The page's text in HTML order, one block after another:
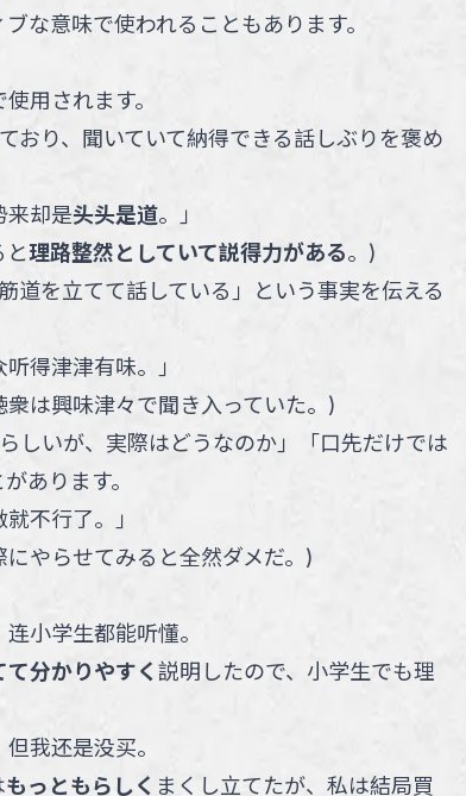
な意味で使われることもあります。
用されます。
おり、聞いていて納得できる話しぶりを褒め
来却是头头是道。
」
理路整然としていて説得力がある。 )
道を立てて話している」という事実を伝える
得津津有味。
」
衆は興味津々で聞き入っていた。 )
しいが、実際はどうなのか」「口先だけでは
あります。
不行了。
」
やらせてみると全然ダメだ。 )
连小学生都能听懂。
て分かりやすく 説明したので、小学生でも理
但我还是没买。
もっともらしく まくし立てたが、私は結局買